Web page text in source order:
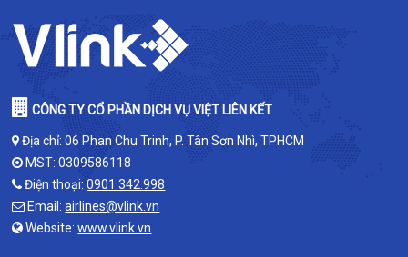
CÔNG TY CỔ PHẦN DỊCH VỤ VIỆT LIÊN KẾT
Địa chỉ: 06 Phan Chu Trinh, P. Tân Sơn Nhì, TPHCM
MST: 0309586118
Điện thoại:0901.342.998
Email:airlines@vlink.vn
Website:www.vlink.vn